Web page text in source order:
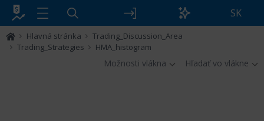
SK
Hlavná stránka
Trading_Discussion_Area
Trading_Strategies
HMA_histogram
Možnosti vlákna Hľadať vo vlákne